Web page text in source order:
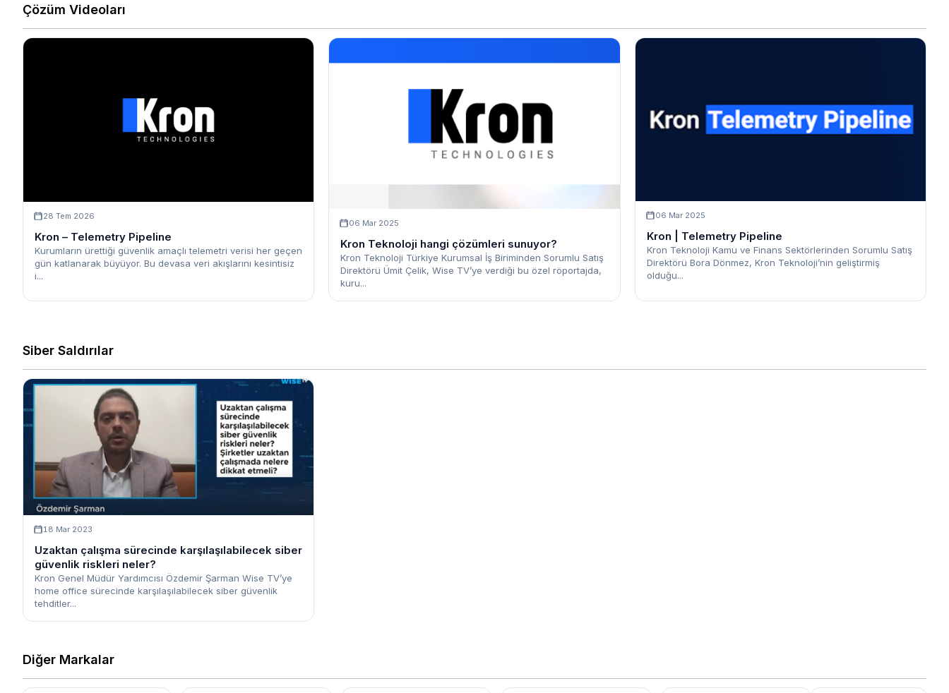
Çözüm Videoları
28 Tem 2026
Kron – Telemetry Pipeline
Kurumların ürettiği güvenlik amaçlı telemetri verisi her geçen
gün katlanarak büyüyor. Bu devasa veri akışlarını kesintisiz
i...
06 Mar 2025
Kron Teknoloji hangi çözümleri sunuyor?
Kron Teknoloji Türkiye Kurumsal İş Biriminden Sorumlu Satış
Direktörü Ümit Çelik, Wise TV’ye verdiği bu özel röportajda,
kuru...
06 Mar 2025
Kron | Telemetry Pipeline
Kron Teknoloji Kamu ve Finans Sektörlerinden Sorumlu Satış
Direktörü Bora Dönmez, Kron Teknoloji’nin geliştirmiş
olduğu...
Siber Saldırılar
18 Mar 2023
Uzaktan çalışma sürecinde karşılaşılabilecek siber
güvenlik riskleri neler?
Kron Genel Müdür Yardımcısı Özdemir Şarman Wise TV’ye
home office sürecinde karşılaşılabilecek siber güvenlik
tehditler...
Diğer Markalar